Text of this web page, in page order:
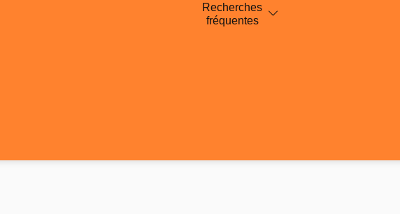
Recherches
fréquentes